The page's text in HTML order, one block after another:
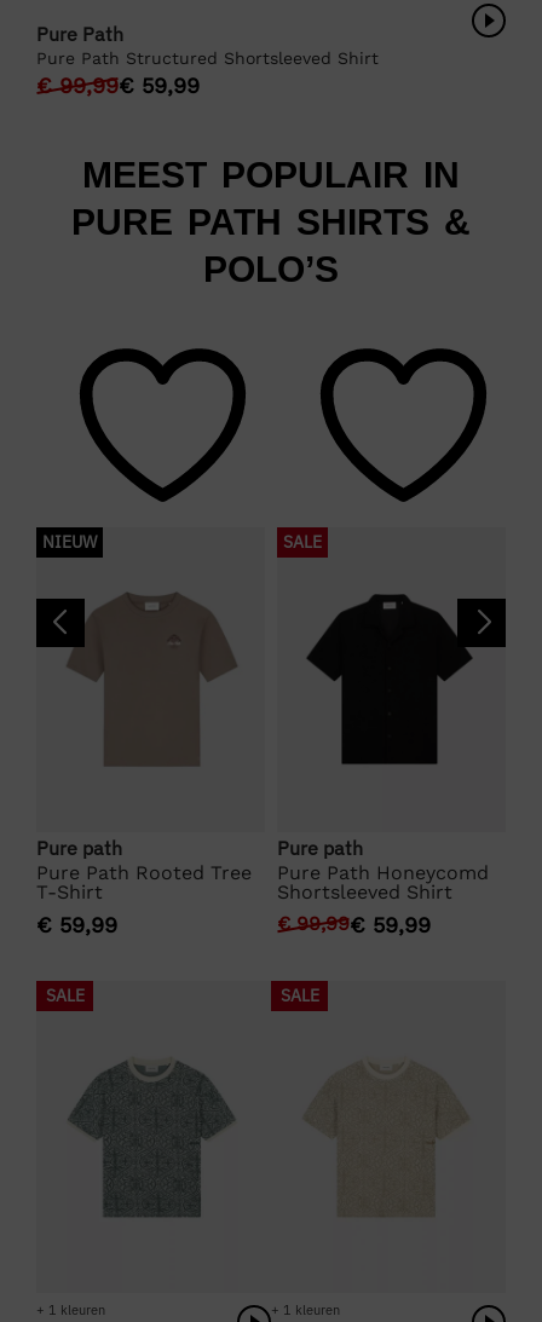
Pure Path
Pure Path Structured Shortsleeved Shirt
€99,99€ 59,99
MEEST POPULAIR IN
PURE PATH SHIRTS &
POLO’S
NIEUW
Pure path
Pure Path Rooted Tree
T-Shirt
€ 59,99
SALE
Pure path
Pure Path Honeycomd
Shortsleeved Shirt
€99,99€ 59,99
SALE
+ 1 kleuren
SALE
+ 1 kleuren